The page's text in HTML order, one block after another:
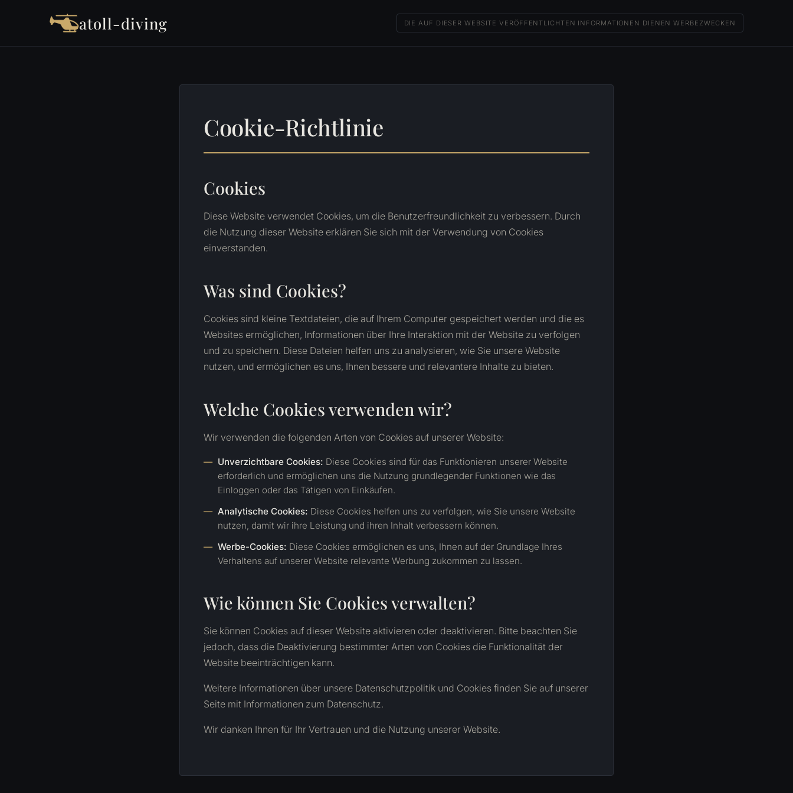
atoll-diving DIE AUF DIESER WEBSITE VERÖFFENTLICHTEN INFORMATIONEN DIENEN WERBEZWECKEN
Cookie-Richtlinie
Cookies
Diese Website verwendet Cookies, um die Benutzerfreundlichkeit zu verbessern. Durch
die Nutzung dieser Website erklären Sie sich mit der Verwendung von Cookies
einverstanden.
Was sind Cookies?
Cookies sind kleine Textdateien, die auf Ihrem Computer gespeichert werden und die es
Websites ermöglichen, Informationen über Ihre Interaktion mit der Website zu verfolgen
und zu speichern. Diese Dateien helfen uns zu analysieren, wie Sie unsere Website
nutzen, und ermöglichen es uns, Ihnen bessere und relevantere Inhalte zu bieten.
Welche Cookies verwenden wir?
Wir verwenden die folgenden Arten von Cookies auf unserer Website:
Unverzichtbare Cookies: Diese Cookies sind für das Funktionieren unserer Website
erforderlich und ermöglichen uns die Nutzung grundlegender Funktionen wie das
Einloggen oder das Tätigen von Einkäufen.
Analytische Cookies: Diese Cookies helfen uns zu verfolgen, wie Sie unsere Website
nutzen, damit wir ihre Leistung und ihren Inhalt verbessern können.
Werbe-Cookies: Diese Cookies ermöglichen es uns, Ihnen auf der Grundlage Ihres
Verhaltens auf unserer Website relevante Werbung zukommen zu lassen.
Wie können Sie Cookies verwalten?
Sie können Cookies auf dieser Website aktivieren oder deaktivieren. Bitte beachten Sie
jedoch, dass die Deaktivierung bestimmter Arten von Cookies die Funktionalität der
Website beeinträchtigen kann.
Weitere Informationen über unsere Datenschutzpolitik und Cookies finden Sie auf unserer
Seite mit Informationen zum Datenschutz.
Wir danken Ihnen für Ihr Vertrauen und die Nutzung unserer Website.